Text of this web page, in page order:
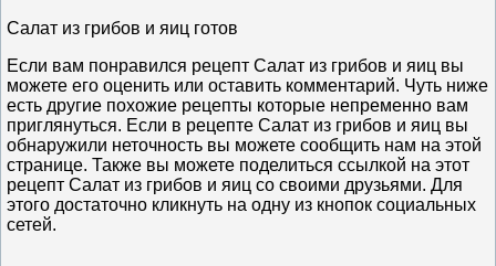
Салат из грибов и яиц готов
Если вам понравился рецепт Салат из грибов и яиц вы
можете его оценить или оставить комментарий. Чуть ниже
есть другие похожие рецепты которые непременно вам
приглянуться. Если в рецепте Салат из грибов и яиц вы
обнаружили неточность вы можете сообщить нам на этой
странице. Также вы можете поделиться ссылкой на этот
рецепт Салат из грибов и яиц со своими друзьями. Для
этого достаточно кликнуть на одну из кнопок социальных
сетей.